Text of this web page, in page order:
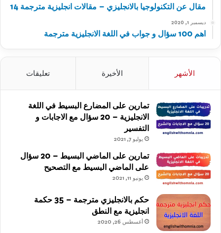
مقال عن التكنولوجيا بالانجليزي – مقالات انجليزية مترجمة 14
ديسمبر 1, 2020
اهم 100 سؤال و جواب في اللغة الانجليزية مترجمة
الأشهر الأخيرة تعليقات
تمارين على المضارع البسيط في اللغة
الانجليزية – 20 سؤال مع الاجابات و
التفسير
يوليو 7, 2021
تمارين على الماضي البسيط – 20 سؤال
على الماضي البسيط مع التصحيح
يونيو 11, 2021
حكم بالانجليزي مترجمة – 35 حكمة
انجليزية مع النطق
أغسطس 26, 2020